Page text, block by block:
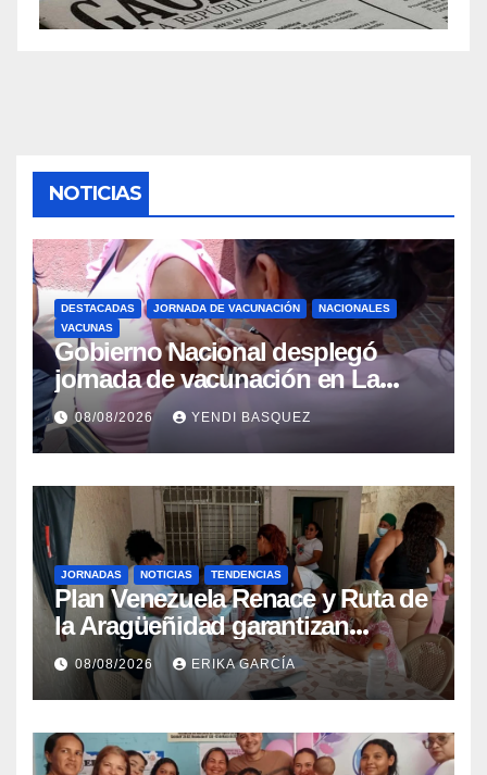
NOTICIAS
DESTACADAS JORNADA DE VACUNACIÓN
NACIONALES
VACUNAS
Gobierno Nacional desplegó
jornada de vacunación en La
Guaira para garantizar protección
epidemiológica
08/08/2026 YENDI BASQUEZ
JORNADAS NOTICIAS TENDENCIAS
Plan Venezuela Renace y Ruta de
la Aragüeñidad garantizan
atención médica integral en
Aragua
08/08/2026 ERIKA GARCÍA